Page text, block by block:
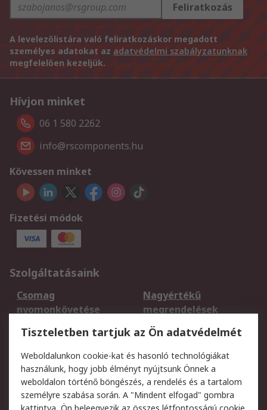
Feliratkozás
A levelezőlistára való feliratkozáskor megadott
személyes adatokat az adatvédelmi szabályzatunknak
megfelelően kezeljük.
Hívjon minket
06 1 580 2262
info@rscomponents.hu
Kövessen minket
Fizetési módok
Szolgáltatásaink
Csomag
nyomonkövetése
Nagyértékű
megrendelések
Regisztráció
Szállítás
Termékvisszaküldés
Szolgáltatások
Jogi
Tiszteletben tartjuk az Ön adatvédelmét
Weboldalunkon cookie-kat és hasonló technológiákat
használunk, hogy jobb élményt nyújtsunk Önnek a
weboldalon történő böngészés, a rendelés és a tartalom
személyre szabása során. A "Mindent elfogad" gombra